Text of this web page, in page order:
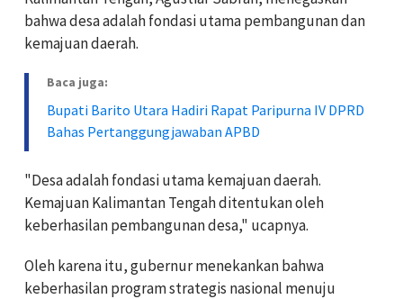
bahwa desa adalah fondasi utama pembangunan dan
kemajuan daerah.
Baca juga:
Bupati Barito Utara Hadiri Rapat Paripurna IV DPRD
Bahas Pertanggungjawaban APBD
"Desa adalah fondasi utama kemajuan daerah.
Kemajuan Kalimantan Tengah ditentukan oleh
keberhasilan pembangunan desa," ucapnya.
‎Oleh karena itu, gubernur menekankan bahwa
keberhasilan program strategis nasional menuju